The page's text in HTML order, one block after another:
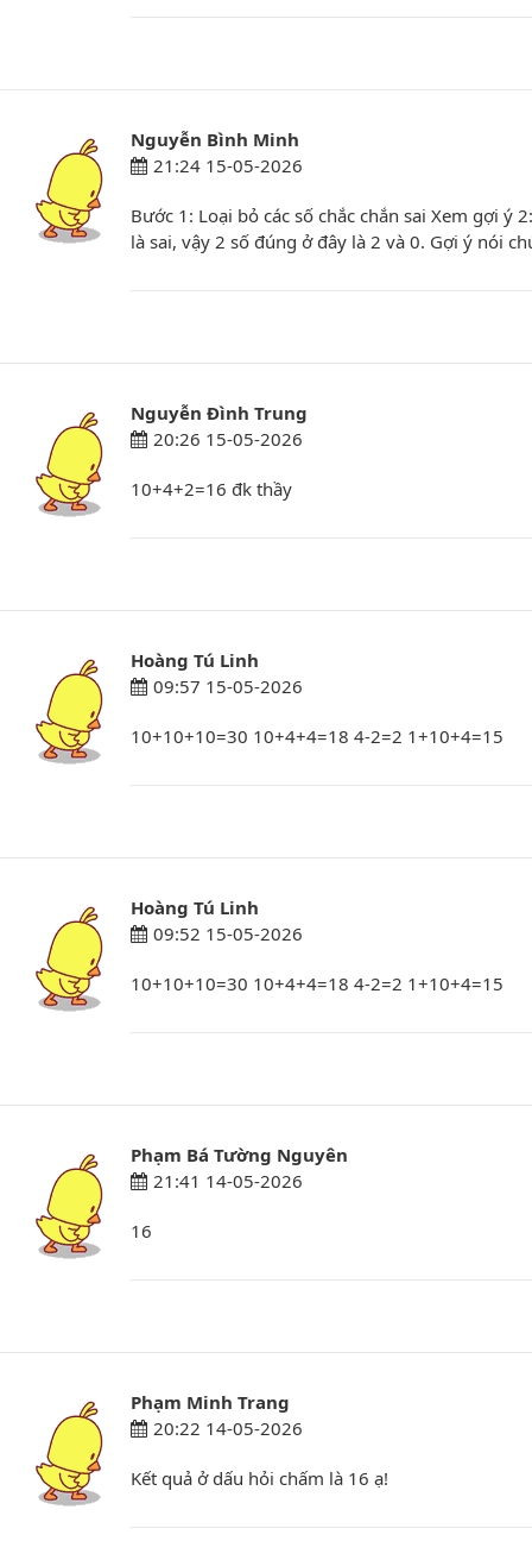
Nguyễn Bình Minh
21:24 15-05-2026
Bước 1: Loại bỏ các số chắc chắn sai Xem gợi
là sai, vậy 2 số đúng ở đây là 2 và 0. Gợi ý nói
Nguyễn Đình Trung
20:26 15-05-2026
10+4+2=16 đk thầy
Hoàng Tú Linh
09:57 15-05-2026
10+10+10=30 10+4+4=18 4-2=2 1+10+4=15
Hoàng Tú Linh
09:52 15-05-2026
10+10+10=30 10+4+4=18 4-2=2 1+10+4=15
Phạm Bá Tường Nguyên
21:41 14-05-2026
16
Phạm Minh Trang
20:22 14-05-2026
Kết quả ở dấu hỏi chấm là 16 ạ!